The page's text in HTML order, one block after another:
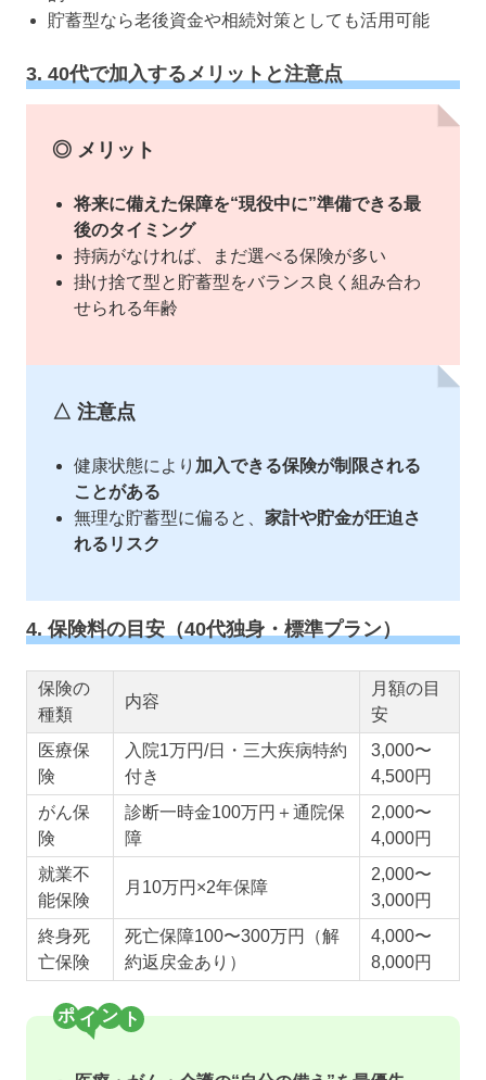
貯蓄型なら老後資金や相続対策としても活用可能
3. 40代で加入するメリットと注意点
◎ メリット
将来に備えた保障を“現役中に”準備できる最
後のタイミング
持病がなければ、まだ選べる保険が多い
掛け捨て型と貯蓄型をバランス良く組み合わ
せられる年齢
△ 注意点
健康状態により 加入できる保険が制限される
ことがある
無理な貯蓄型に偏ると、 家計や貯金が圧迫さ
れるリスク
4. 保険料の目安（40代独身・標準プラン）
保険の
種類
内容
月額の目
安
医療保
険
入院1万円/日・三大疾病特約
付き
3,000〜
4,500円
がん保
険
診断一時金100万円＋通院保
障
2,000〜
4,000円
就業不
能保険
月10万円×2年保障
2,000〜
3,000円
終身死
亡保険
死亡保障100〜300万円（解
約返戻金あり）
4,000〜
8,000円
ポ ン